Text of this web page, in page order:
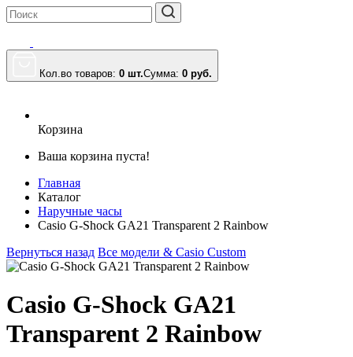
Кол.во товаров: 0 шт.Сумма: 0 руб.
Корзина
Ваша корзина пуста!
Главная
Каталог
Наручные часы
Casio G-Shock GA21 Transparent 2 Rainbow
Вернуться назад Все модели & Casio Custom
Casio G-Shock GA21
Transparent 2 Rainbow